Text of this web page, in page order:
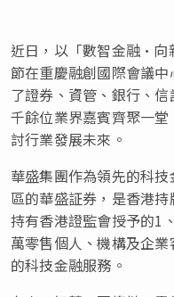
近日，以「數智金融·向
節在重慶融創國際會議
了證券、資管、銀行、
千餘位業界嘉賓齊聚一
討行業發展未來。
華盛集團作為領先的科
區的華盛証券，是香港持
持有香港證監會授予的1
萬零售個人、機構及企
的科技金融服務。